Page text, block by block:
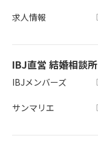
求人情報
IBJ直営 結婚相談所
IBJメンバーズ
サンマリエ